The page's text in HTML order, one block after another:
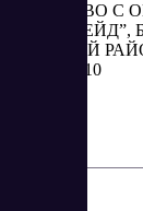
ОБЩЕСТВО С
МИНСКИЙ
2, КОМ. 310